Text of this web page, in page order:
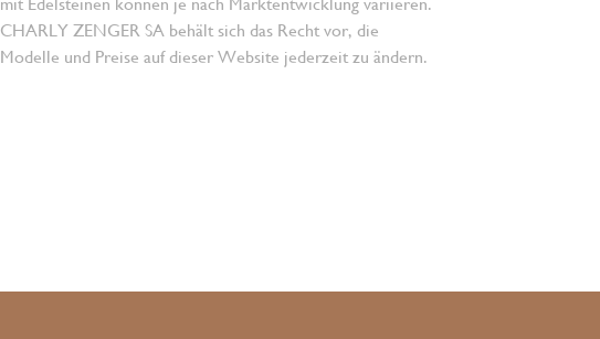
CHARLY ZENGER SA behält sich das Recht vor, die
Modelle und Preise auf dieser Website jederzeit zu ändern.